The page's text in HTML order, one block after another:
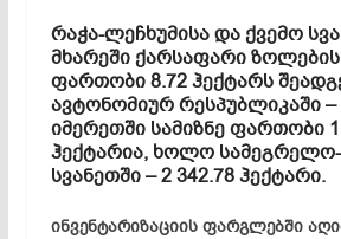
რაჭა-ლეჩხუმისა და ქვემო
მხარეში ქარსაფარი
ფართობი 8.72 ჰექტარს
ავტონომიურ რესპუბლიკაში –
იმერეთში სამიზნე ფართობი 1
ჰექტარია, ხოლო
სვანეთში – 2 342.78 ჰექტარი.
ინვენტარიზაციის ფარგლებში